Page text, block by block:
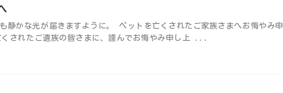
静かな光が届きますように。 ペットを亡くされたご家族さまへお悔やみ申
されたご遺族の皆さまに、謹んでお悔やみ申し上 ...